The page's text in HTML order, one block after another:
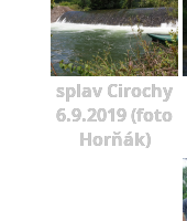
splav Cirochy
6.9.2019 (foto
Horňák)